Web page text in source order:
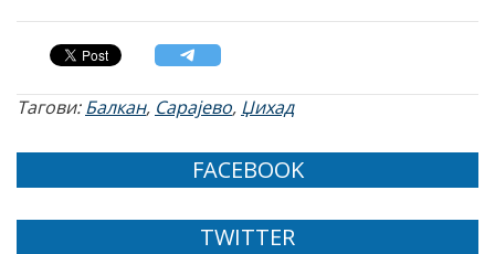
Тагови:Балкан, Сарајево, Џихад
FACEBOOK
TWITTER